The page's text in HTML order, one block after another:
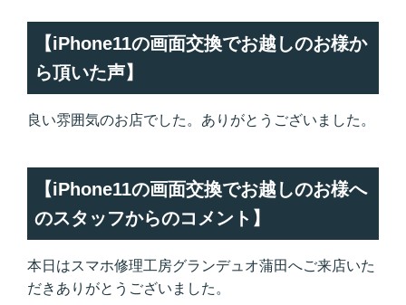
【iPhone11の画面交換でお越しのお様か
ら頂いた声】
良い雰囲気のお店でした。ありがとうございました。
【iPhone11の画面交換でお越しのお様へ
のスタッフからのコメント】
本日はスマホ修理工房グランデュオ蒲田へご来店いた
だきありがとうございました。